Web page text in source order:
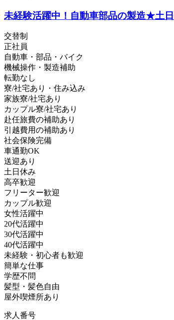
未経験活躍中！自動車部品の製造★土
交替制
正社員
自動車・部品・バイク
機械操作・製造補助
転勤なし
寮/社宅あり・住み込み
家族寮/社宅あり
カップル寮/社宅あり
赴任旅費の補助あり
引越費用の補助あり
社会保険完備
車通勤OK
送迎あり
土日休み
高卒歓迎
フリーター歓迎
カップル歓迎
女性活躍中
20代活躍中
30代活躍中
40代活躍中
未経験・初心者も歓迎
簡単な仕事
学歴不問
髪型・髪色自由
屋外喫煙所あり
求人番号